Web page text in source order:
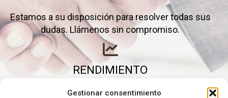
Gestionar consentimiento
Estamos a su disposición para resolver todas sus
dudas. Llámenos sin compromiso.
RENDIMIENTO
Elimine gastos inútiles y saque el máximo partido a